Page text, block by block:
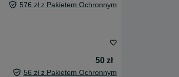
576 zł z Pakietem Ochronnym
50 zł
56 zł z Pakietem Ochronnym